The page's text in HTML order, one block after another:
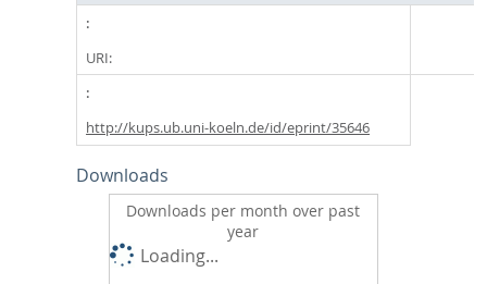
URI:
http://kups.ub.uni-koeln.de/id/eprint/35646
Downloads
Downloads per month over past
year
Loading...